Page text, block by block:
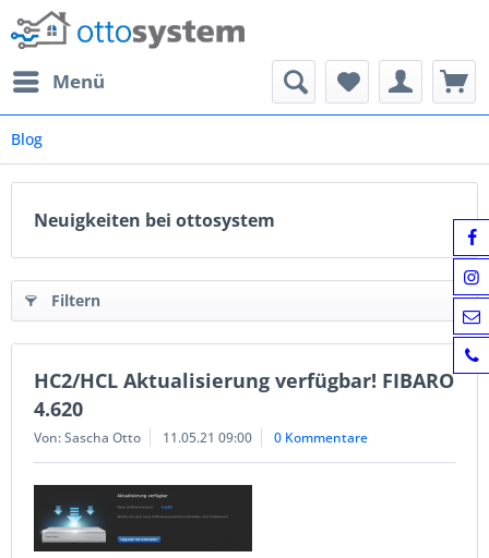
Menü
Blog
Neuigkeiten bei ottosystem
Filtern
HC2/HCL Aktualisierung verfügbar! FIBARO
4.620
Von: Sascha Otto 11.05.21 09:00 0 Kommentare